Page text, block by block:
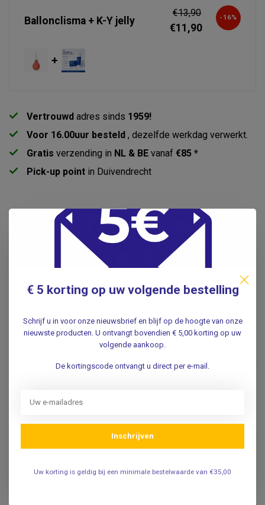
Ballonclisma + K-Y jelly
€13,90
€11,90
-16%
+
Vertrouwd adres sinds 1959!
Voor 16.00uur besteld , dezelfde werkdag verwerkt.
Gratis verzending in NL & BE vanaf €85 *
Pick-up point in Duivendrecht
Productomschrijving
Gerelateerde producten
Vrouwendouche - vaginale
gebogen cannule - 294ml
€12,50
Reprop Reprop Clyster
Clisma 750 ml - Klysma
€ 5 korting op uw volgende bestelling
Schrijf u in voor onze nieuwsbrief en blijf op de hoogte van onze
nieuwste producten. U ontvangt bovendien € 5,00 korting op uw
volgende aankoop.
De kortingscode ontvangt u direct per e-mail.
Inschrijven
Uw korting is geldig bij een minimale bestelwaarde van €35,00